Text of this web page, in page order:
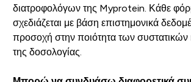
διατροφολόγων της Myprotein. Κάθε
σχεδιάζεται με βάση επιστημονικά
προσοχή στην ποιότητα των συστατικών
της δοσολογίας.